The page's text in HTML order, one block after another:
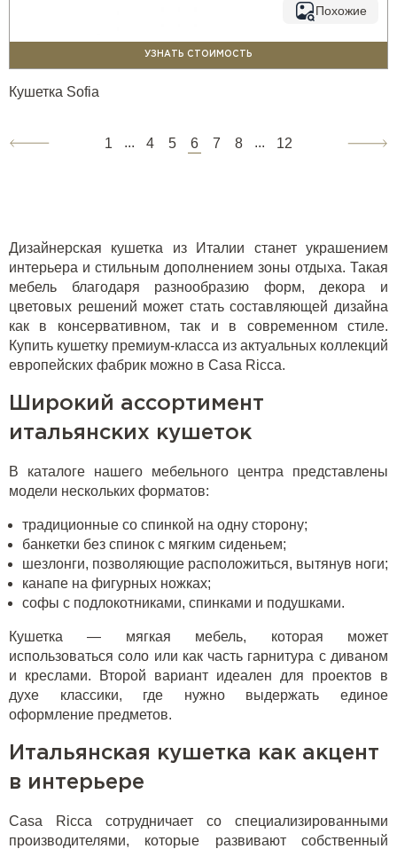
Похожие
УЗНАТЬ СТОИМОСТЬ
Кушетка Sofia
1 ... 4 5 6 7 8 ... 12
Дизайнерская кушетка из Италии станет украшением
интерьера и стильным дополнением зоны отдыха. Такая
мебель благодаря разнообразию форм, декора и
цветовых решений может стать составляющей дизайна
как в консервативном, так и в современном стиле.
Купить кушетку премиум-класса из актуальных коллекций
европейских фабрик можно в Casa Ricca.
Широкий ассортимент
итальянских кушеток
В каталоге нашего мебельного центра представлены
модели нескольких форматов:
традиционные со спинкой на одну сторону;
банкетки без спинок с мягким сиденьем;
шезлонги, позволяющие расположиться, вытянув ноги;
канапе на фигурных ножках;
софы с подлокотниками, спинками и подушками.
Кушетка — мягкая мебель, которая может
использоваться соло или как часть гарнитура с диваном
и креслами. Второй вариант идеален для проектов в
духе классики, где нужно выдержать единое
оформление предметов.
Итальянская кушетка как акцент
в интерьере
Casa Ricca сотрудничает со специализированными
производителями, которые развивают собственный